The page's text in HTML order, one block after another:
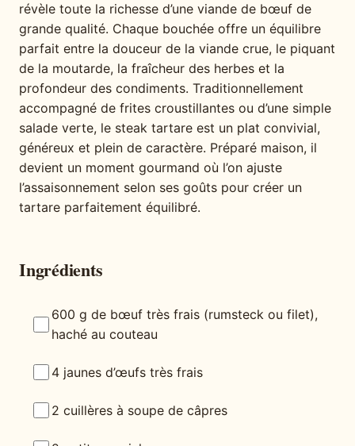
révèle toute la richesse d’une viande de bœuf de
grande qualité. Chaque bouchée offre un équilibre
parfait entre la douceur de la viande crue, le piquant
de la moutarde, la fraîcheur des herbes et la
profondeur des condiments. Traditionnellement
accompagné de frites croustillantes ou d’une simple
salade verte, le steak tartare est un plat convivial,
généreux et plein de caractère. Préparé maison, il
devient un moment gourmand où l’on ajuste
l’assaisonnement selon ses goûts pour créer un
tartare parfaitement équilibré.
Ingrédients
600 g de bœuf très frais (rumsteck ou filet),
haché au couteau
4 jaunes d’œufs très frais
2 cuillères à soupe de câpres